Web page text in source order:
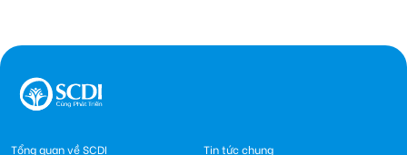
Tổng quan về SCDI
Tin tức chung